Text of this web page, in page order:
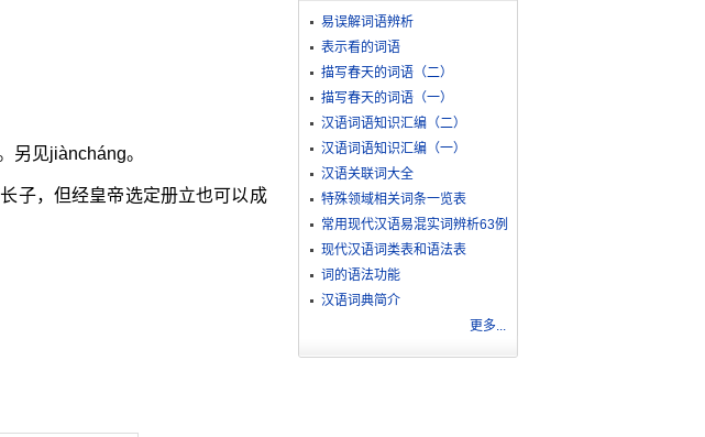
另见jiàncháng。
子，但经皇帝选定册立也可以成
易误解词语辨析
表示看的词语
描写春天的词语（二）
描写春天的词语（一）
汉语词语知识汇编（二）
汉语词语知识汇编（一）
汉语关联词大全
特殊领域相关词条一览表
常用现代汉语易混实词辨析63例
现代汉语词类表和语法表
词的语法功能
汉语词典简介
更多...